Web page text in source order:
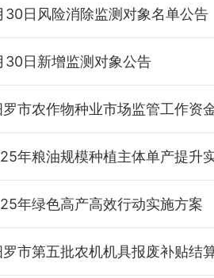
30日风险消除监测对象名单公告
30日新增监测对象公告
市农作物种业市场监管工作资
年粮油规模种植主体单产提升
年绿色高产高效行动实施方案
市第五批农机机具报废补贴结